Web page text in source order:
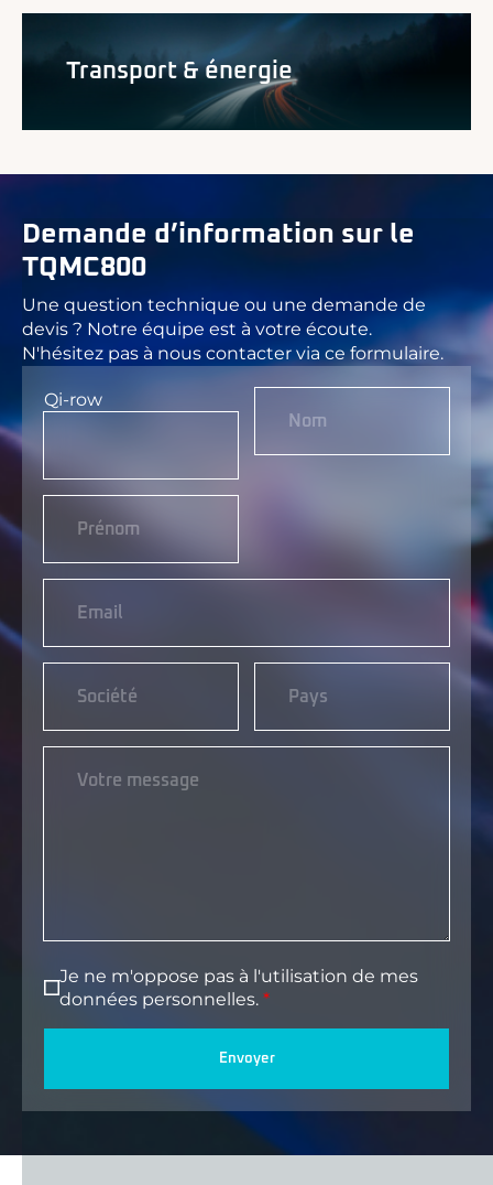
Transport & énergie
Demande d’information sur le
TQMC800
Une question technique ou une demande de
devis ? Notre équipe est à votre écoute.
N'hésitez pas à nous contacter via ce formulaire.
Qi-row
Je ne m'oppose pas à l'utilisation de mes
données personnelles.
Envoyer